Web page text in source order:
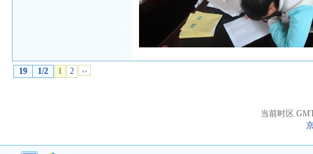
19 1/2 1 2 ››
当前时区